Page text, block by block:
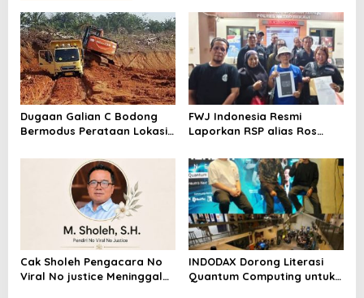
Dugaan Galian C Bodong
Bermodus Perataan Lokasi
Riau Akan Tinjauan Lokasi
FWJ Indonesia Resmi
Laporkan RSP alias Ros
Cak Sholeh Pengacara No
Viral No justice Meninggal
INDODAX Dorong Literasi
Quantum Computing untuk